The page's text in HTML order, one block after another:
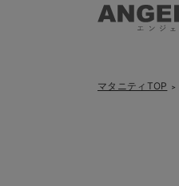
マタニティTOP ＞